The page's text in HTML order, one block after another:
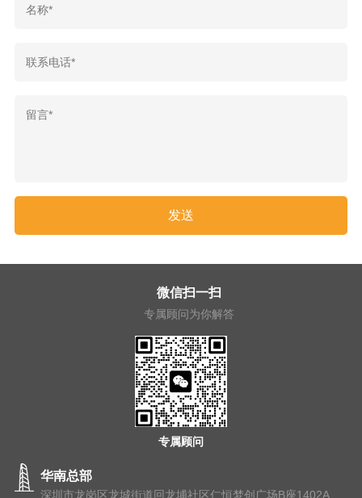
专属顾问
微信扫一扫
专属顾问为你解答
华南总部
深圳市龙岗区龙城街道回龙埔社区仁恒梦创广场B座1402A